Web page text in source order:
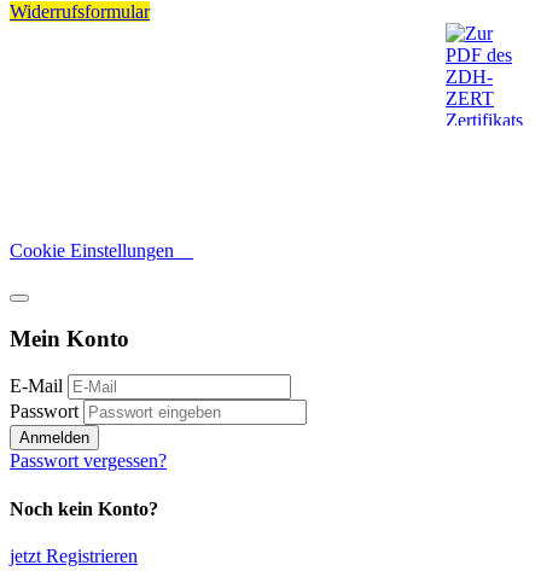
Widerrufsformular
Cookie Einstellungen
Mein Konto
E-Mail
Passwort
Anmelden
Passwort vergessen?
Noch kein Konto?
jetzt Registrieren